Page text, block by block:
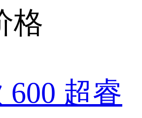
格
600 超睿